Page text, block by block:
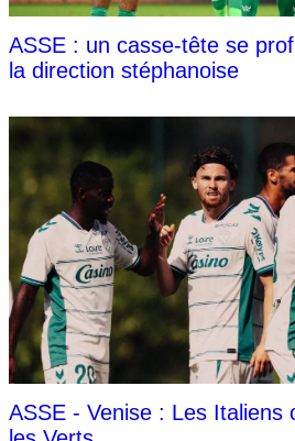
ASSE : un casse-tête se
la direction stéphanoise
ASSE - Venise : Les Italiens